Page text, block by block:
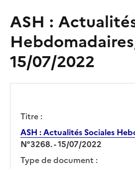
ASH :
15/07/2022
Titre :
ASH : Actualités Sociales
N°3268. - 15/07/2022
Type de document :